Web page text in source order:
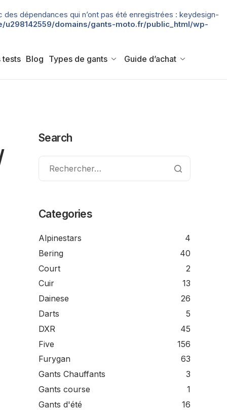
dépendances qui n’ont pas été enregistrées : keydesign-
u298142559/domains/gants-moto.fr/public_html/wp-
tests Blog Types de gants Guide d’achat
Search
Categories
Alpinestars
4
Bering
40
Court
2
Cuir
13
Dainese
26
Darts
5
DXR
45
Five
156
Furygan
63
Gants Chauffants
3
Gants course
1
Gants d'été
16